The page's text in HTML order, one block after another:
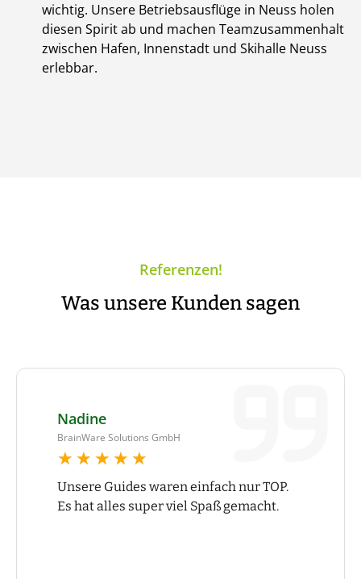
wichtig. Unsere Betriebsausflüge in Neuss holen
diesen Spirit ab und machen Teamzusammenhalt
zwischen Hafen, Innenstadt und Skihalle Neuss
erlebbar.
Referenzen!
Was unsere Kunden sagen
Nadine
BrainWare Solutions GmbH
★★★★★
★★★★★
Unsere Guides waren einfach nur TOP.
Es hat alles super viel Spaß gemacht.